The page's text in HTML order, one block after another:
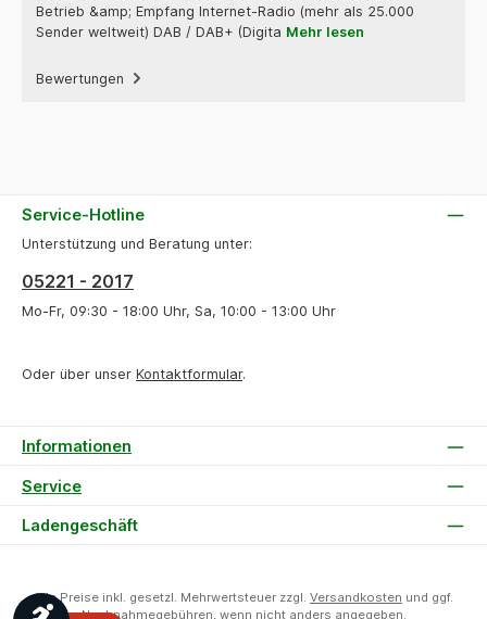
Betrieb &amp; Empfang Internet-Radio (mehr als 25.000
Sender weltweit) DAB / DAB+ (Digita Mehr lesen
Bewertungen
Service-Hotline
Unterstützung und Beratung unter:
05221 - 2017
Mo-Fr, 09:30 - 18:00 Uhr, Sa, 10:00 - 13:00 Uhr
Oder über unser Kontaktformular.
Informationen
Service
Ladengeschäft
Alle Preise inkl. gesetzl. Mehrwertsteuer zzgl. Versandkosten und ggf.
Nachnahmegebühren, wenn nicht anders angegeben.
Werkzeugleiste anzeigen